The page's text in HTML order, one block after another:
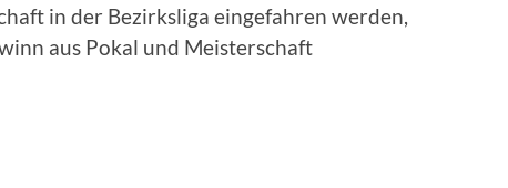
in der Bezirksliga eingefahren werden,
aus Pokal und Meisterschaft